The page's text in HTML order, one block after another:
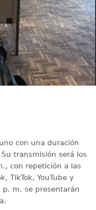
con una duración
transmisión será los
con repetición a las
TikTok, YouTube y
p. m. se presentarán